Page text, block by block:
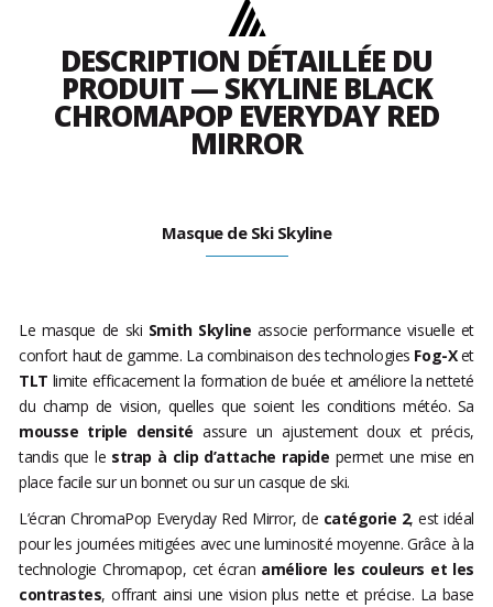
DESCRIPTION DÉTAILLÉE DU
PRODUIT — SKYLINE BLACK
CHROMAPOP EVERYDAY RED
MIRROR
Masque de Ski Skyline
Le masque de ski Smith Skyline associe performance visuelle et
confort haut de gamme. La combinaison des technologies Fog-Xet
TLT limite efficacement la formation de buée et améliore la netteté
du champ de vision, quelles que soient les conditions météo. Sa
mousse triple densité assure un ajustement doux et précis,
tandis que le strap à clip d’attache rapide permet une mise en
place facile sur un bonnet ou sur un casque de ski.
L’écran ChromaPop Everyday Red Mirror, de catégorie 2, est idéal
pour les journées mitigées avec une luminosité moyenne. Grâce à la
technologie Chromapop, cet écran améliore les couleurs et les
contrastes, offrant ainsi une vision plus nette et précise. La base